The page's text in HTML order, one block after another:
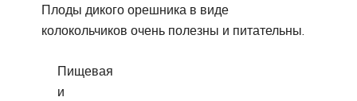
Плоды дикого орешника в виде
колокольчиков очень полезны и питательны.
Пищевая
и